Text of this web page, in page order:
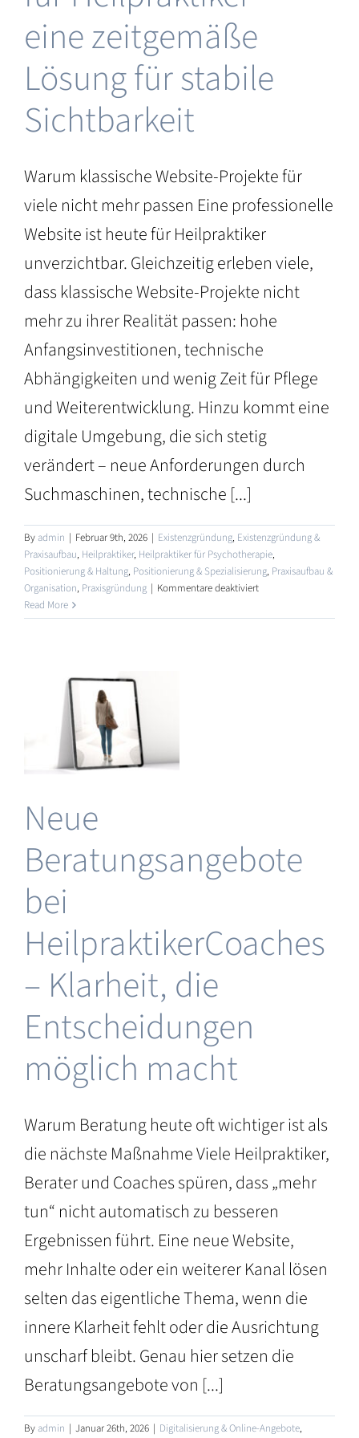
eine zeitgemäße
Lösung für stabile
Sichtbarkeit
Warum klassische Website-Projekte für
viele nicht mehr passen Eine professionelle
Website ist heute für Heilpraktiker
unverzichtbar. Gleichzeitig erleben viele,
dass klassische Website-Projekte nicht
mehr zu ihrer Realität passen: hohe
Anfangsinvestitionen, technische
Abhängigkeiten und wenig Zeit für Pflege
und Weiterentwicklung. Hinzu kommt eine
digitale Umgebung, die sich stetig
verändert – neue Anforderungen durch
Suchmaschinen, technische [...]
Byadmin | Februar 9th, 2026 | Existenzgründung, Existenzgründung &
Praxisaufbau, Heilpraktiker, Heilpraktiker für Psychotherapie,
Positionierung & Haltung, Positionierung & Spezialisierung, Praxisaufbau &
Organisation, Praxisgründung | Kommentare deaktiviertfür
Mietmodell
Read More
Neue
Beratungsangebote
bei
HeilpraktikerCoaches
– Klarheit, die
Entscheidungen
möglich macht
Warum Beratung heute oft wichtiger ist als
die nächste Maßnahme Viele Heilpraktiker,
Berater und Coaches spüren, dass „mehr
tun“ nicht automatisch zu besseren
Ergebnissen führt. Eine neue Website,
mehr Inhalte oder ein weiterer Kanal lösen
selten das eigentliche Thema, wenn die
innere Klarheit fehlt oder die Ausrichtung
unscharf bleibt. Genau hier setzen die
Beratungsangebote von [...]
Byadmin | Januar 26th, 2026 | Digitalisierung & Online-Angebote,